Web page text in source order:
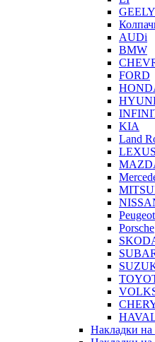
GEELY
AUDi
BMW
FORD
KIA
Land
LEXUS
Peugeot
Porsche
Накладки на